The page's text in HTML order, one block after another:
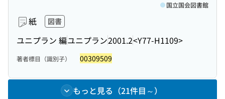
紙 図書
ユニプラン 編ユニプラン2001.2<Y77-H1109>
国立国会図書館
著者標目（識別子） 00309509
もっと見る（21件目～）